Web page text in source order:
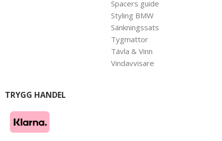
Spacers guide
Styling BMW
Sänkningssats
Tygmattor
Tävla & Vinn
Vindavvisare
TRYGG HANDEL